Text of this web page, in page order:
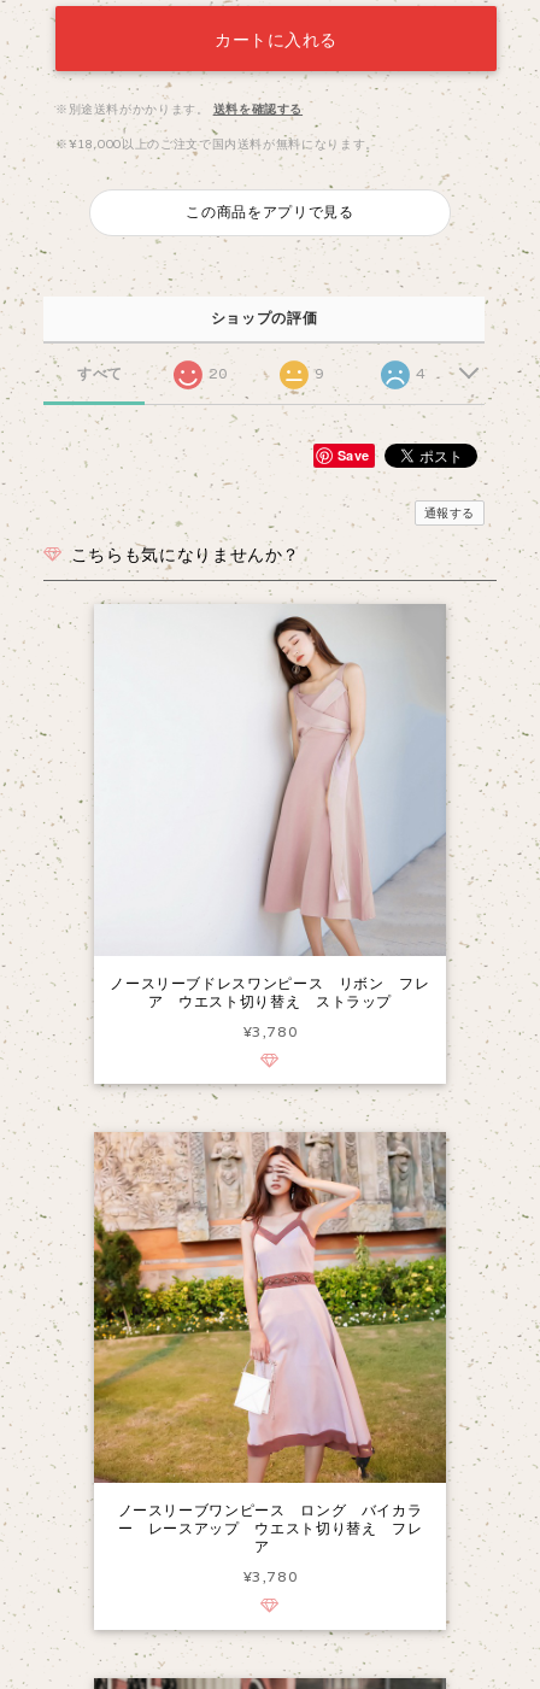
カートに入れる
※別途送料がかかります。 送料を確認する
※¥18,000以上のご注文で国内送料が無料になります。
この商品をアプリで見る
ショップの評価
すべて 20 9 4
Save
通報する
こちらも気になりませんか？
ノースリーブドレスワンピース リボン フレ
ア ウエスト切り替え ストラップ
¥3,780
ノースリーブワンピース ロング バイカラ
ー レースアップ ウエスト切り替え フレ
ア
¥3,780